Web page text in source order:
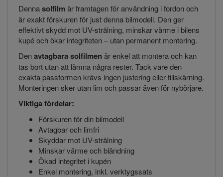
Dennasolfilmär framtagen för användning i fordon och
är exakt förskuren för just denna bilmodell. Den ger
effektivt skydd mot UV-strålning, minskar värme i bilens
kupé och ökar integriteten – utan permanent montering.
Denavtagbara solfilmen är enkel att montera och kan
tas bort utan att lämna några rester. Tack vare den
exakta passformen krävs ingen justering eller tillskärning.
Monteringen sker utan lim och passar även för nybörjare.
Viktiga fördelar:
Förskuren för din bilmodell
Avtagbar och limfri
Skyddar mot UV-strålning
Minskar värme och bländning
Ökad integritet i kupén
Enkel montering, inkl. verktygssats